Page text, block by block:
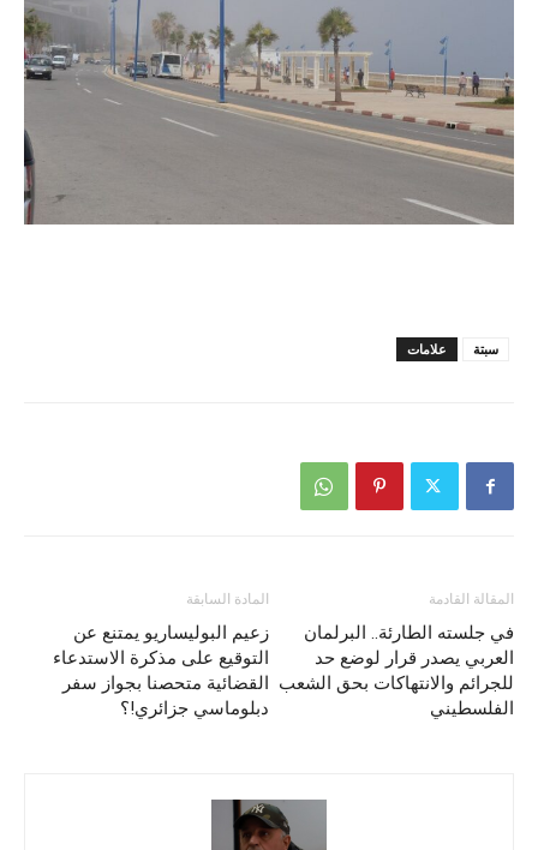
علامات سبتة
المادة السابقة
زعيم البوليساريو يمتنع عن
التوقيع على مذكرة الاستدعاء
القضائية متحصنا بجواز سفر
دبلوماسي جزائري!؟
المقالة القادمة
في جلسته الطارئة.. البرلمان
العربي يصدر قرار لوضع حد
للجرائم والانتهاكات بحق الشعب
الفلسطيني